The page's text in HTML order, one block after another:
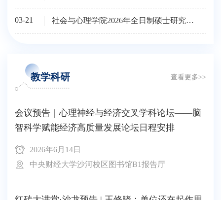
03-21 社会与心理学院2026年全日制硕士研究生复试考核安排
教学科研 查看更多>>
会议预告｜心理神经与经济交叉学科论坛——脑
智科学赋能经济高质量发展论坛日程安排
2026年6月14日
中央财经大学沙河校区图书馆B1报告厅